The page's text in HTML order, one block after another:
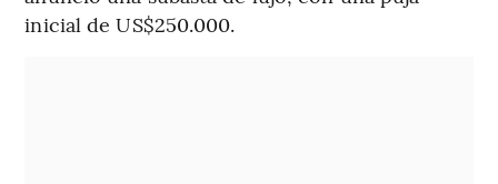
inicial de US$250.000.